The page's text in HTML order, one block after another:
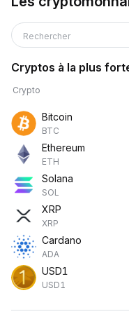
Rechercher
Cryptos à la plus
Crypto
Bitcoin
BTC
Ethereum
ETH
Solana
SOL
XRP
XRP
Cardano
ADA
USD1
USD1